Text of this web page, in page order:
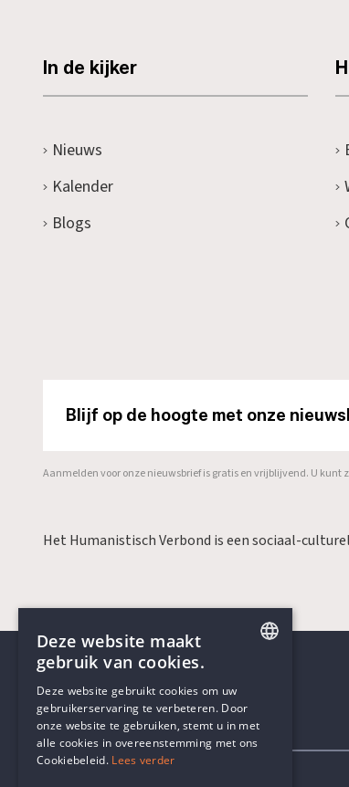
In de kijker
Nieuws
Kalender
Blogs
Blijf op de hoogte met onze
Aanmelden voor onze nieuwsbrief is gratis en vrijblijvend. U kunt
Het Humanistisch Verbond is een sociaal-
Contactgegevens
DUTCH
Deze website maakt
gebruik van cookies.
Deze website gebruikt cookies om uw
gebruikerservaring te verbeteren. Door
onze website te gebruiken, stemt u in met
alle cookies in overeenstemming met ons
Cookiebeleid. Lees verder